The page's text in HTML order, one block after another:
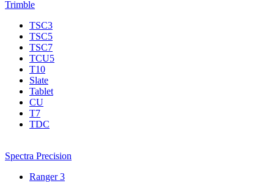
Trimble
TSC3
TSC5
TSC7
TCU5
T10
Slate
Tablet
CU
T7
TDC
Spectra Precision
Ranger 3